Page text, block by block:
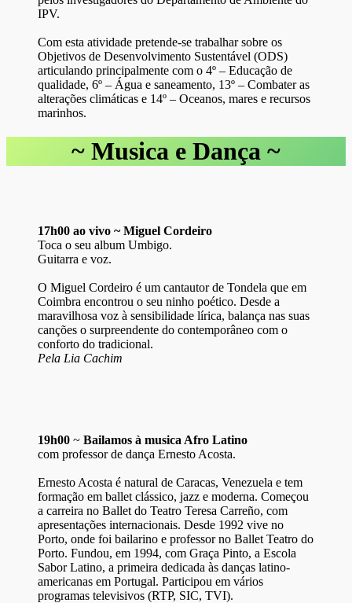
IPV.
Com esta atividade pretende-se trabalhar sobre os
Objetivos de Desenvolvimento Sustentável (ODS)
articulando principalmente com o 4º – Educação de
qualidade, 6º – Água e saneamento, 13º – Combater as
alterações climáticas e 14º – Oceanos, mares e recursos
marinhos.
~ Musica e Dança ~
17h00 ao vivo ~ Miguel Cordeiro
Toca o seu album Umbigo.
Guitarra e voz.
O Miguel Cordeiro é um cantautor de Tondela que em
Coimbra encontrou o seu ninho poético. Desde a
maravilhosa voz à sensibilidade lírica, balança nas suas
canções o surpreendente do contemporâneo com o
conforto do tradicional.
Pela Lia Cachim
19h00 ~ Bailamos à musica Afro Latino
com professor de dança Ernesto Acosta.
Ernesto Acosta é natural de Caracas, Venezuela e tem
formação em ballet clássico, jazz e moderna. Começou
a carreira no Ballet do Teatro Teresa Carreño, com
apresentações internacionais. Desde 1992 vive no
Porto, onde foi bailarino e professor no Ballet Teatro do
Porto. Fundou, em 1994, com Graça Pinto, a Escola
Sabor Latino, a primeira dedicada às danças latino-
americanas em Portugal. Participou em vários
programas televisivos (RTP, SIC, TVI).